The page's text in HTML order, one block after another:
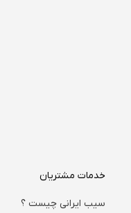
خدمات مشتریان
سیب ایرانی چیست ؟